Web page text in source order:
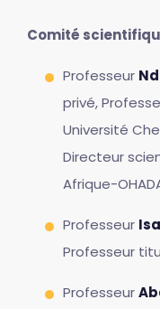
Comité
Professeur
privé,
Université
Directeur
Afrique-
Professeur
Professeur
Professeur